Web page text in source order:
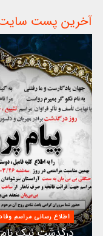
آخرین پست
اطلاع رسانی مراسم